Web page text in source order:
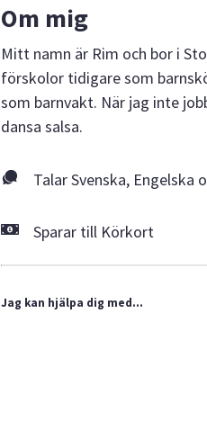
Om mig
Mitt namn är Rim och bor i
förskolor tidigare som
som barnvakt. När jag inte
dansa salsa.
Talar Svenska, Engelska
Sparar till Körkort
Jag kan hjälpa dig med...